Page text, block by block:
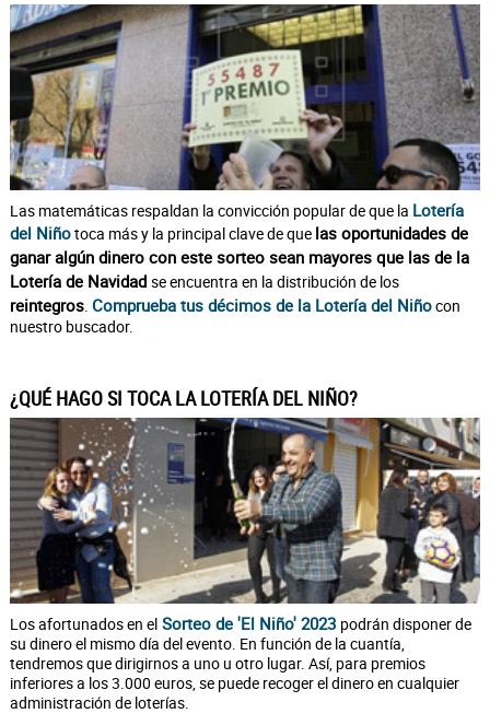
Las matemáticas respaldan la convicción popular de que la Lotería
del Niñotoca más y la principal clave de que las oportunidades de
ganar algún dinero con este sorteo sean mayores que las de la
Lotería de Navidad se encuentra en la distribución de los
reintegros. Comprueba tus décimos de la Lotería del Niñocon
nuestro buscador.
¿QUÉ HAGO SI TOCA LA LOTERÍA DEL NIÑO?
Los afortunados en elSorteo de 'El Niño' 2023 podrán disponer de
su dinero el mismo día del evento. En función de la cuantía,
tendremos que dirigirnos a uno u otro lugar. Así, para premios
inferiores a los 3.000 euros, se puede recoger el dinero en cualquier
administración de loterías.